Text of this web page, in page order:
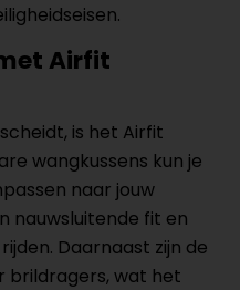
Airfit
is het Airfit
wangkussens kun je
naar jouw
nauwsluitende fit en
Daarnaast zijn de
brildragers, wat het